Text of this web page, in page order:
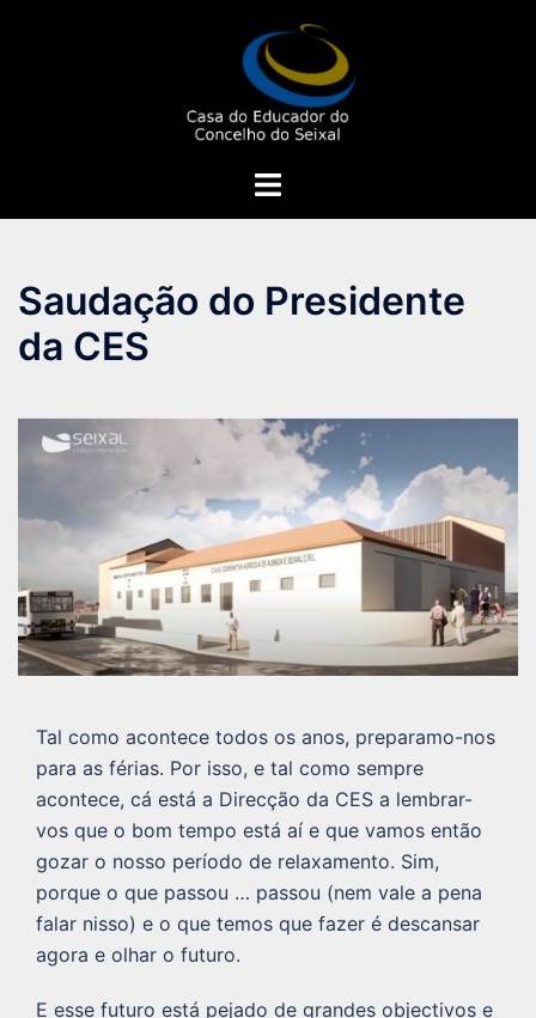
Alternar
Saudação do Presidente
da CES
Tal como acontece todos os anos, preparamo-nos
para as férias. Por isso, e tal como sempre
acontece, cá está a Direcção da CES a lembrar-
vos que o bom tempo está aí e que vamos então
gozar o nosso período de relaxamento. Sim,
porque o que passou … passou (nem vale a pena
falar nisso) e o que temos que fazer é descansar
agora e olhar o futuro.
E esse futuro está pejado de grandes objectivos e